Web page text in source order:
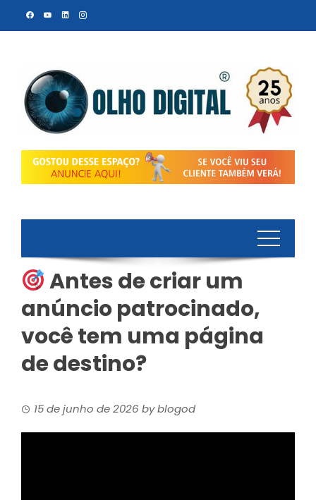
Antes de criar um
anúncio patrocinado,
você tem uma página
de destino?
15 de junho de 2026 byblogod